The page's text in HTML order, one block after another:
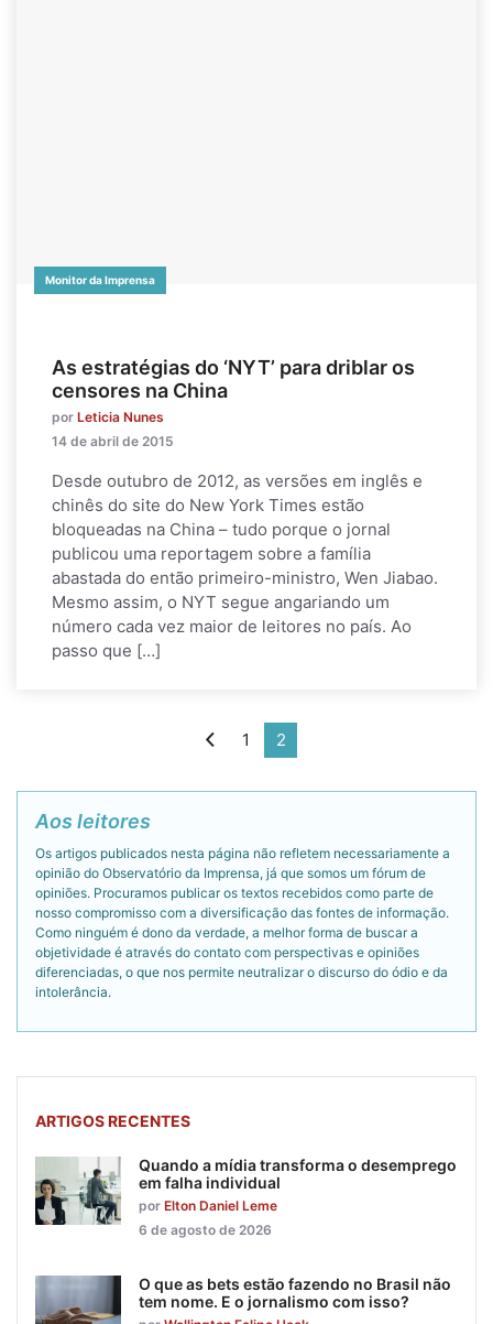
Monitor da Imprensa
As estratégias do ‘NYT’ para driblar os
censores na China
por Leticia Nunes
14 de abril de 2015
Desde outubro de 2012, as versões em inglês e
chinês do site do New York Times estão
bloqueadas na China – tudo porque o jornal
publicou uma reportagem sobre a família
abastada do então primeiro-ministro, Wen Jiabao.
Mesmo assim, o NYT segue angariando um
número cada vez maior de leitores no país. Ao
passo que […]
1 2
Aos leitores
Os artigos publicados nesta página não refletem necessariamente a
opinião do Observatório da Imprensa, já que somos um fórum de
opiniões. Procuramos publicar os textos recebidos como parte de
nosso compromisso com a diversificação das fontes de informação.
Como ninguém é dono da verdade, a melhor forma de buscar a
objetividade é através do contato com perspectivas e opiniões
diferenciadas, o que nos permite neutralizar o discurso do ódio e da
intolerância.
ARTIGOS RECENTES
Quando a mídia transforma o desemprego
em falha individual
por Elton Daniel Leme
6 de agosto de 2026
O que as bets estão fazendo no Brasil não
tem nome. E o jornalismo com isso?